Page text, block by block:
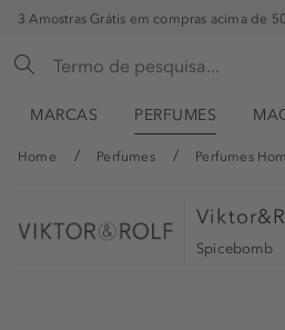
3 Amostras Grátis em compras acima de
MARCAS PERFUMES
Home Perfumes Perfumes
Spicebomb